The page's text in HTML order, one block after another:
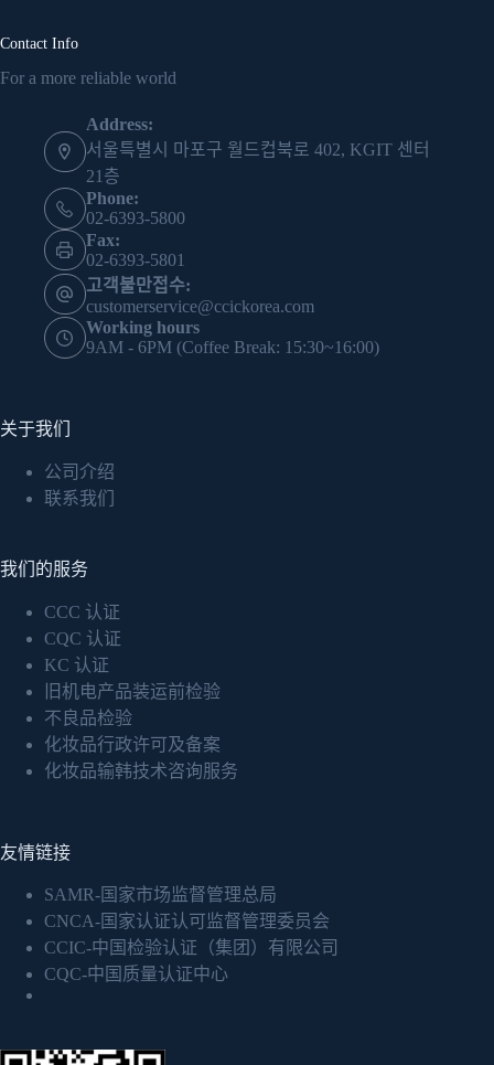
Contact Info
For a more reliable world
Address:
서울특별시 마포구 월드컵북로 402, KGIT 센터
21층
Phone:
02-6393-5800
Fax:
02-6393-5801
고객불만접수:
customerservice@ccickorea.com
Working hours
9AM - 6PM (Coffee Break: 15:30~16:00)
关于我们
公司介绍
联系我们
我们的服务
CCC 认证
CQC 认证
KC 认证
旧机电产品装运前检验
不良品检验
化妆品行政许可及备案
化妆品输韩技术咨询服务
友情链接
SAMR-国家市场监督管理总局
CNCA-国家认证认可监督管理委员会
CCIC-中国检验认证（集团）有限公司
CQC-中国质量认证中心